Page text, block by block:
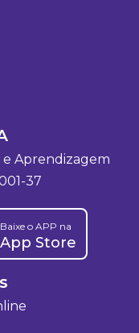
Aprendizagem
37
Baixe o APP na
App Store